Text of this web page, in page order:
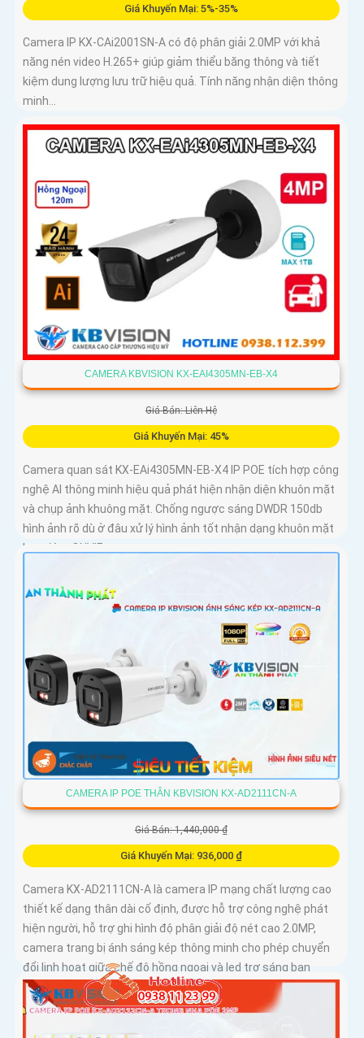
Giá Khuyến Mại: 5%-35%
Camera IP KX-CAi2001SN-A có độ phân giải 2.0MP với khả
năng nén video H.265+ giúp giảm thiểu băng thông và tiết
kiệm dung lượng lưu trữ hiệu quả. Tính năng nhận diện thông
minh...
CAMERA KBVISION KX-EAI4305MN-EB-X4
Giá Bán: Liên Hệ
Giá Khuyến Mại: 45%
Camera quan sát KX-EAi4305MN-EB-X4 IP POE tích hợp công
nghệ AI thông minh hiệu quả phát hiện nhận diện khuôn mặt
và chụp ảnh khuông mặt. Chống ngược sáng DWDR 150db
hình ảnh rõ dù ở đâu xử lý hình ảnh tốt nhận dạng khuôn mặt
ban đêm ONVIF
CAMERA IP POE THÂN KBVISION KX-AD2111CN-A
Giá Bán: 1,440,000 ₫
Giá Khuyến Mại: 936,000 ₫
Camera KX-AD2111CN-A là camera IP mạng chất lượng cao
thiết kế dạng thân dài cố định, được hỗ trợ công nghệ phát
hiện người, hỗ trợ ghi hình độ phân giải độ nét cao 2.0MP,
camera trang bị ánh sáng kép thông minh cho phép chuyển
đổi linh hoạt giữa chế độ hồng ngoại và led trợ sáng ban
đêm, giúp giám sát bảo vệ an ninh ban đêm một cách linh
hoạt